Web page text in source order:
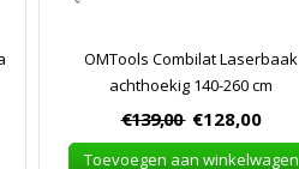
OMTools Combilat Laserbaak
achthoekig 140-260 cm
€139,00 €128,00
Toevoegen aan winkelwagen